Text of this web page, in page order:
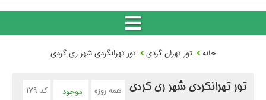
خانه تور تهران گردی تور تهرانگردی شهر ری گردی
تور تهرانگردی شهر ری گردی همه روزه موجود کد 179